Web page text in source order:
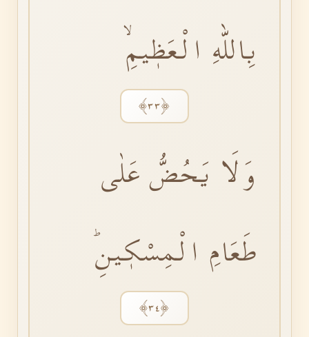
بِاللّٰهِ الْعَظٖيمِۙ
﴿٣٣﴾
وَلَا يَحُضُّ عَلٰى
طَعَامِ الْمِسْكٖينِؕ
﴿٣٤﴾